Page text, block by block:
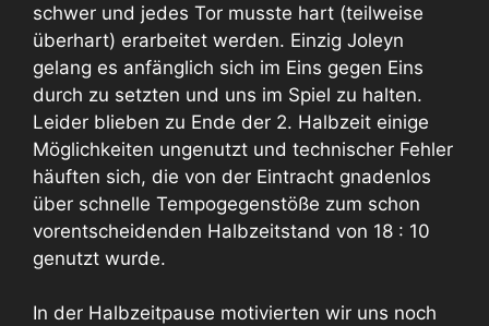
schwer und jedes Tor musste hart (teilweise
überhart) erarbeitet werden. Einzig Joleyn
gelang es anfänglich sich im Eins gegen Eins
durch zu setzten und uns im Spiel zu halten.
Leider blieben zu Ende der 2. Halbzeit einige
Möglichkeiten ungenutzt und technischer Fehler
häuften sich, die von der Eintracht gnadenlos
über schnelle Tempogegenstöße zum schon
vorentscheidenden Halbzeitstand von 18 : 10
genutzt wurde.
In der Halbzeitpause motivierten wir uns noch